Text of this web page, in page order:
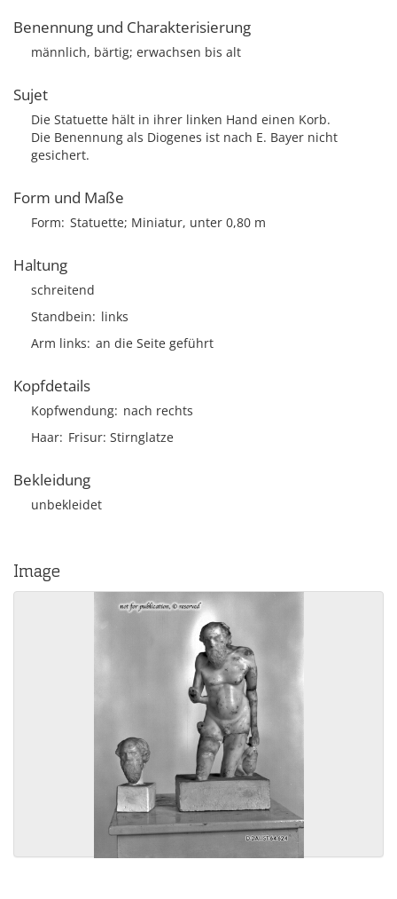
Benennung und Charakterisierung
männlich, bärtig; erwachsen bis alt
Sujet
Die Statuette hält in ihrer linken Hand einen Korb.
Die Benennung als Diogenes ist nach E. Bayer nicht
gesichert.
Form und Maße
Form Statuette; Miniatur, unter 0,80 m
Haltung
schreitend
Standbein
links
Arm links an die Seite geführt
Kopfdetails
Kopfwendung nach rechts
Haar Frisur Stirnglatze
Bekleidung
unbekleidet
Image